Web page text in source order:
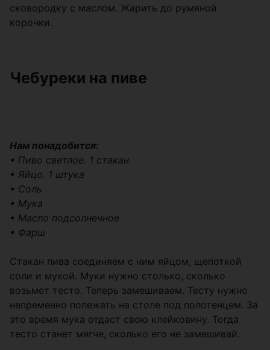
сковородку с маслом. Жарить до румяной
корочки.
Чебуреки на пиве
Нам понадобится:
• Пиво светлое. 1 стакан
• Яйцо. 1 штука
• Соль
• Мука
• Масло подсолнечное
• Фарш
Стакан пива соединяем с ним яйцом, щепоткой
соли и мукой. Муки нужно столько, сколько
возьмет тесто. Теперь замешиваем. Тесту нужно
непременно полежать на столе под полотенцем. За
это время мука отдаст свою клейковину. Тогда
тесто станет мягче, сколько его не замешивай.